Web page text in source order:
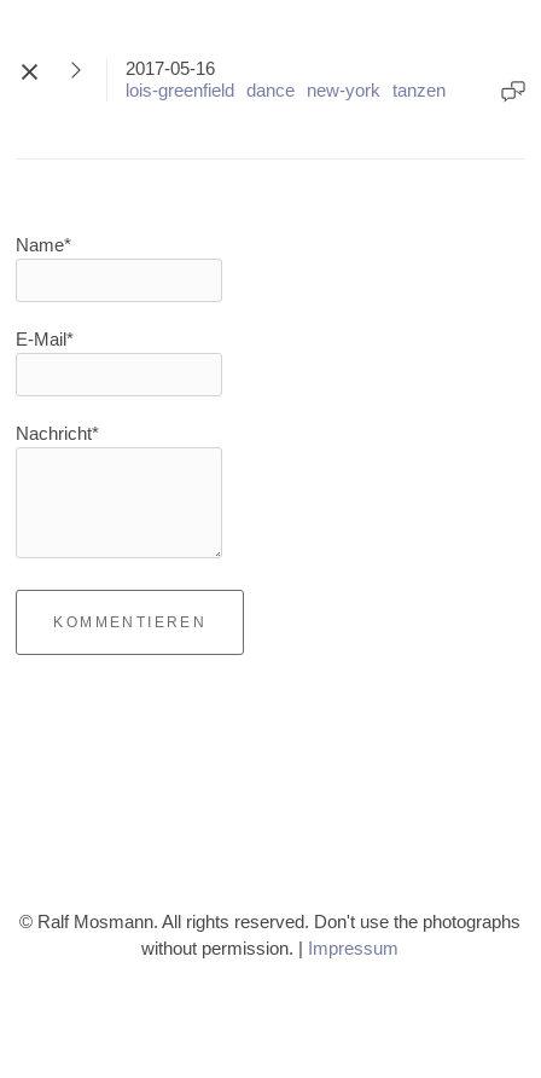
2017-05-16
lois-greenfield
dance new-york tanzen
Name*
E-Mail*
Nachricht*
KOMMENTIEREN
© Ralf Mosmann. All rights reserved. Don't use the photographs
without permission. | Impressum